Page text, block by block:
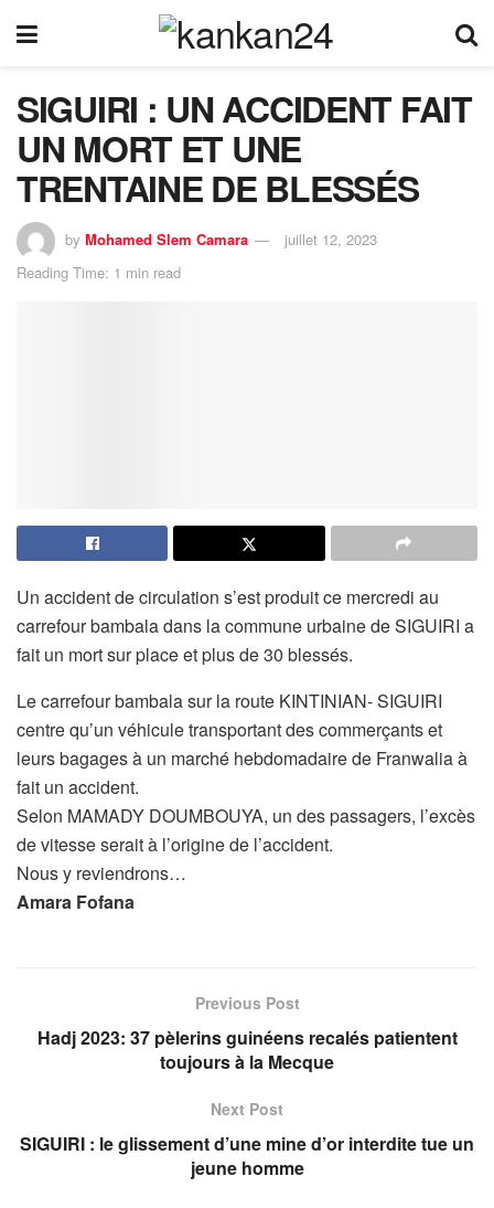
SIGUIRI : UN ACCIDENT FAIT
UN MORT ET UNE
TRENTAINE DE BLESSÉS
by Mohamed Slem Camara
juillet 12, 2023
Reading Time: 1 min read
Un accident de circulation s’est produit ce mercredi au
carrefour bambala dans la commune urbaine de SIGUIRI a
fait un mort sur place et plus de 30 blessés.
Le carrefour bambala sur la route KINTINIAN- SIGUIRI
centre qu’un véhicule transportant des commerçants et
leurs bagages à un marché hebdomadaire de Franwalia à
fait un accident.
Selon MAMADY DOUMBOUYA, un des passagers, l’excès
de vitesse serait à l’origine de l’accident.
Nous y reviendrons…
Amara Fofana
Previous Post
Hadj 2023: 37 pèlerins guinéens recalés patientent
toujours à la Mecque
Next Post
SIGUIRI : le glissement d’une mine d’or interdite tue un
jeune homme